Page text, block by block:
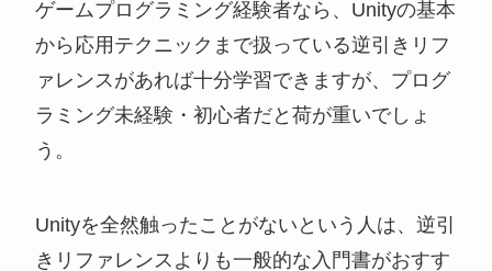
ゲームプログラミング経験者なら、Unityの基本
から応用テクニックまで扱っている逆引きリフ
ァレンスがあれば十分学習できますが、プログ
ラミング未経験・初心者だと荷が重いでしょ
う。
Unityを全然触ったことがないという人は、逆引
きリファレンスよりも一般的な入門書がおすす